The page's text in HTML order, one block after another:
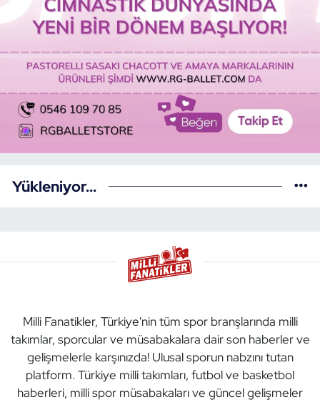
Yükleniyor...
Milli Fanatikler, Türkiye'nin tüm spor branşlarında milli
takımlar, sporcular ve müsabakalara dair son haberler ve
gelişmelerle karşınızda! Ulusal sporun nabzını tutan
platform. Türkiye milli takımları, futbol ve basketbol
haberleri, milli spor müsabakaları ve güncel gelişmeler